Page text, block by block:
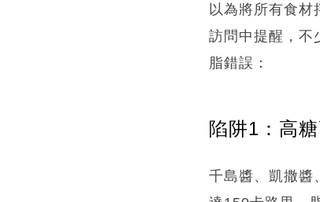
以為將所有食
訪問中提醒，不
脂錯誤：
陷阱1：高
千島醬、凱撒醬